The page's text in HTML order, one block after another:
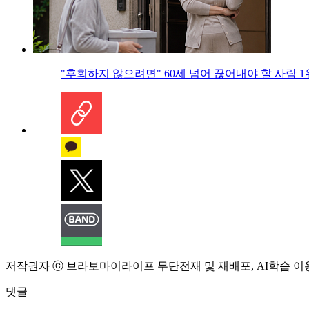
"후회하지 않으려면" 60세 넘어 끊어내야 할 사람 1
저작권자 ⓒ 브라보마이라이프 무단전재 및 재배포, AI학습 이
댓글